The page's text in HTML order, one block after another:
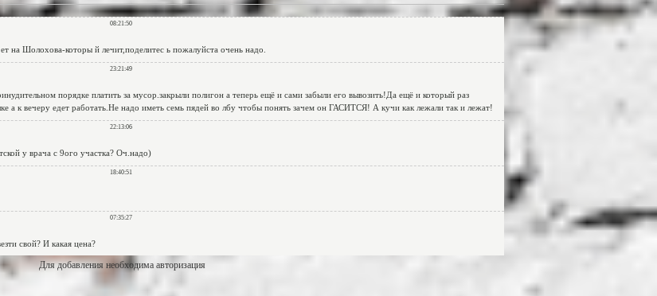
Для добавления необходима авторизация